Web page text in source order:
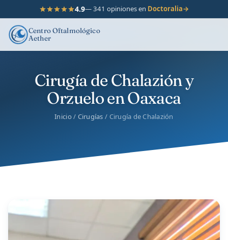
4.9— 341 opiniones en Doctoralia→
Centro Oftalmológico
Aether
Cirugía de Chalazión y
Orzuelo en Oaxaca
Inicio/ Cirugías / Cirugía de Chalazión